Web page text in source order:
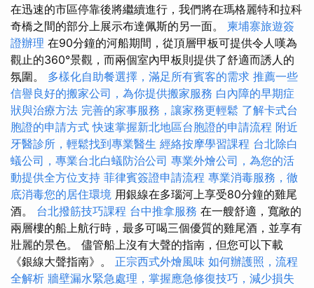
在迅速的市區停靠後將繼續進行，我們將在瑪格麗特和拉科
奇橋之間的部分上展示布達佩斯的另一面。 柬埔寨旅遊簽
證辦理 在90分鐘的河船期間，從頂層甲板可提供令人嘆為
觀止的360°景觀，而兩個室內甲板則提供了舒適而誘人的
氛圍。 多樣化自助餐選擇，滿足所有賓客的需求 推薦一些
信譽良好的搬家公司，為你提供搬家服務 白內障的早期症
狀與治療方法 完善的家事服務，讓家務更輕鬆 了解卡式台
胞證的申請方式 快速掌握新北地區台胞證的申請流程 附近
牙醫診所，輕鬆找到專業醫生 經絡按摩學習課程 台北除白
蟻公司，專業台北白蟻防治公司 專業外燴公司，為您的活
動提供全方位支持 菲律賓簽證申請流程 專業消毒服務，徹
底消毒您的居住環境 用銀線在多瑙河上享受80分鐘的雞​​尾
酒。 台北撥筋技巧課程 台中推拿服務 在一艘舒適，寬敞的
兩層樓的船上航行時，最多可喝三個優質的雞尾酒，並享有
壯麗的景色。 儘管船上沒有大聲的​​指南，但您可以下載
《銀線大聲指南》。 正宗西式外燴風味 如何辦護照，流程
全解析 牆壁漏水緊急處理，掌握應急修復技巧，減少損失